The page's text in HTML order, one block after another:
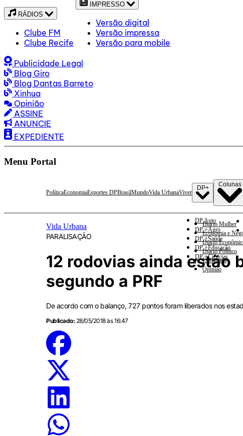
RÁDIOS
Clube FM
Clube Recife
IMPRESSO
Versão digital
Versão impressa
Versão para mobile
Publicidade Legal
Blog Giro
Blog Dantas Barreto
Xinhua
Opinião
ASSINE
ANUNCIE
EXPEDIENTE
Menu Portal
PolíticaEconomiaEsportes DPBrasilMundoVida UrbanaViver
DP+
DP Auto
DP +Agro
DP +Saúde
DP +Educação
DP +Ciências
Colunas
Diario Mulher
Economia e
Diario
Diario Político
Esplanada
Opinião
Vida Urbana
PARALISAÇÃO
12 rodovias ainda estão
segundo a PRF
De acordo com o balanço, 727 pontos foram liberados nos
Publicado: 28/05/2018 às 16:47